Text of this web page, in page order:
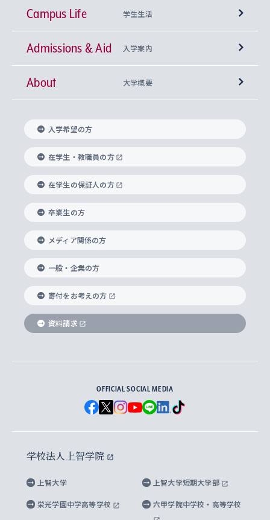
神学部
文学部
総合人間科学部
経済学部
外国語学部
総合グローバル学部
国際教養学部
理工学部
Futures） – 持続可能な未来を考える６学科連携
興味から学科を探す
上智大学の全学共通教育
基盤教育センター
キリスト教人間学
身体知
思考と表現
データサイエンス
上智大学の語学教育
言語教育研究センター
上智大学のグローバル教育
グローバル教育センター
上智大学で学ぶ
海外で学ぶ
学びのサポート
大学院
神学研究科
実践宗教学研究科
総合人間科学研究科
経済学研究科
グローバル・スタディーズ研究科
助産学専攻科
生涯学習
研究所 等
キリスト教文化研究所
中世思想研究所
国際言語情報研究所
グローバル・コンサーン研究所
比較文化研究所
ヨーロッパ研究所
アジア文化研究所
アメリカ・カナダ研究所
メディア・ジャーナリズム研究所
水稀少社会研究センター
先進機械・構造材料イノベーションセンター
Sophia Open Research Weeks (SORW)
産官学連携
知的財産
研究支援制度
重点領域研究・自由課題研究
研究活動に関する法令・研究費の使用について
Campus Life 学生生活
学期区分と授業時間割
課外活動
課外教育プログラム
ボランティア活動
グローバルな学びのコミュニティ
学生の相談窓口
心身の健康相談
ハラスメント防止の取り組み
障がいのある学生への支援
キャリア形成サポート
キャリア形成支援プログラム
就職（内定先）・進路統計
企業の採用ご担当者様へのご案内
住まいのサポート
Admissions & Aid 入学案内
上智大学で取得できる学位
入れの方針）
科目等履修生
研究生・外国人特別研究生・国費留学生
交換留学生(海外大学から上智大学で学ぶ)
ノンディグリー生
Sophia Short-term Program受講生
学費・奨学金
学部入学前に出願する奨学金
国による高等教育の修学支援新制度
大学院生対象の奨学金
海外留学する際の費用と奨学金
About 大学概要
理事長・学長メッセージ
学長・副学長紹介
上智大学の精神
上智大学の理念
上智大学の沿革
ソフィア・アーカイブズ
上智大学とカトリック
グローバルエンゲージメント
上智大学を訪れた世界の知性
国連Weeks・アフリカWeeks
ダイバーシティ＆サステナビリティへの取り組み
上智大学公式ソーシャルメディア
学校法人上智学院について
数字で見る上智大学
上智大学のネットワーク
父母・保証人とのネットワーク
学外とのネットワーク
上智大学の出版物
上智大学大学案内・大学院案内
英文広報誌 SOPHIA magazine
上智大学のビジュアル・アイデンティティ
上智大学ビジュアル・アイデンティティ
上智大学校歌 ・上智大学学生歌
上智大学への取材・キャンパスでの撮影について
上智大学の公開情報
上智大学の教育研究活動等の情報公表
キャンパス案内
入学希望の方
在学生・教職員の方
在学生の保証人の方
卒業生の方
メディア関係の方
一般・企業の方
寄付をお考えの方
資料請求
OFFICIAL SOCIAL MEDIA
学校法人上智学院
上智大学 上智大学短期大学部
栄光学園中学高等学校 六甲学院中学校・高等学校